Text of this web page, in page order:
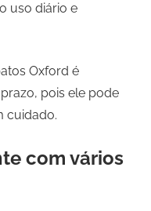
uso diário e
Oxford é
pois ele pode
cuidado.
com vários